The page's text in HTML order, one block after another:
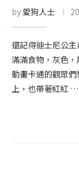
by 愛狗人士
還記得迪士尼公
滿滿食物，灰色
動畫卡通的觀眾
上，也帶著紅紅 …